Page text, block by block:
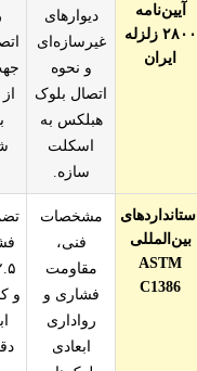
آیین‌نامه
۲۸۰۰ زلزله
ایران
دیوارهای
غیرسازه‌ای
و نحوه
اتصال بلوک
هبلکس به
اسکلت
سازه.
استانداردهای
بین‌المللی
ASTM
C1386
مشخصات
فنی،
مقاومت
فشاری و
رواداری
ابعادی
و